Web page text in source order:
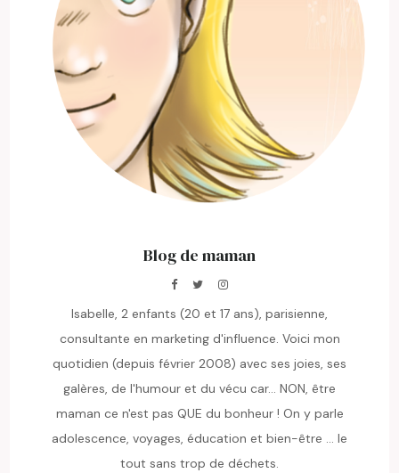
Blog de maman
Isabelle, 2 enfants (20 et 17 ans), parisienne,
consultante en marketing d'influence. Voici mon
quotidien (depuis février 2008) avec ses joies, ses
galères, de l'humour et du vécu car... NON, être
maman ce n'est pas QUE du bonheur ! On y parle
adolescence, voyages, éducation et bien-être ... le
tout sans trop de déchets.